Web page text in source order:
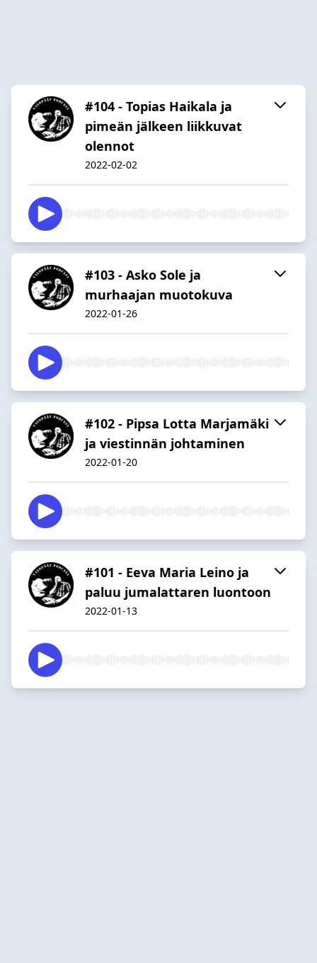
#104 - Topias Haikala ja
pimeän jälkeen liikkuvat
olennot
2022-02-02
#103 - Asko Sole ja
murhaajan muotokuva
2022-01-26
#102 - Pipsa Lotta Marjamäki
ja viestinnän johtaminen
2022-01-20
#101 - Eeva Maria Leino ja
paluu jumalattaren luontoon
2022-01-13